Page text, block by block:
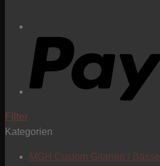
Filter
Kategorien
MGH Custom Gitarren / Bässe